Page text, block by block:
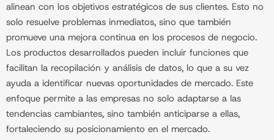
alinean con los objetivos estratégicos de sus clientes. Esto no
solo resuelve problemas inmediatos, sino que también
promueve una mejora continua en los procesos de negocio.
Los productos desarrollados pueden incluir funciones que
facilitan la recopilación y análisis de datos, lo que a su vez
ayuda a identificar nuevas oportunidades de mercado. Este
enfoque permite a las empresas no solo adaptarse a las
tendencias cambiantes, sino también anticiparse a ellas,
fortaleciendo su posicionamiento en el mercado.